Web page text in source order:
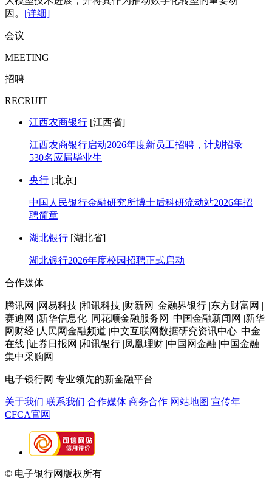
因。 [详细]
会议
MEETING
招聘
RECRUIT
江西农商银行 [江西省]
江西农商银行启动2026年度新员工招聘，计划招录
530名应届毕业生
央行 [北京]
中国人民银行金融研究所博士后科研流动站2026年招
聘简章
湖北银行 [湖北省]
湖北银行2026年度校园招聘正式启动
合作媒体
腾讯网 |网易科技 |和讯科技 |财新网 |金融界银行 |东方财富网 |
赛迪网 |新华信息化 |同花顺金融服务网 |中国金融新闻网 |新华
网财经 |人民网金融频道 |中文互联网数据研究资讯中心 |中金
在线 |证券日报网 |和讯银行 |凤凰理财 |中国网金融 |中国金融
集中采购网
电子银行网 专业领先的新金融平台
关于我们 联系我们 合作媒体 商务合作 网站地图 宣传年
CFCA官网
© 电子银行网版权所有